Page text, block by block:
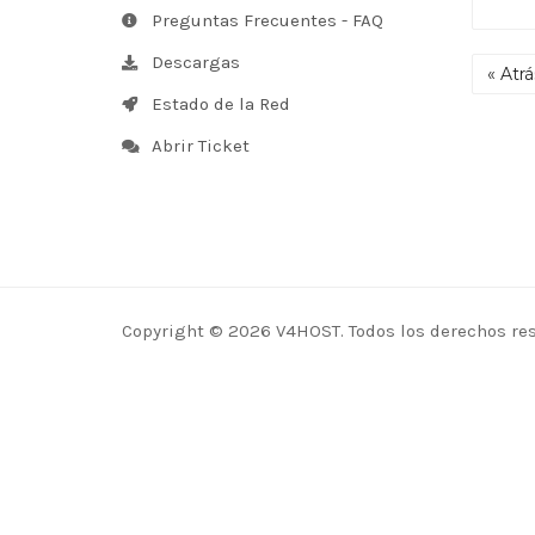
Preguntas Frecuentes - FAQ
Descargas
Estado de la Red
Abrir Ticket
«
Copyright © 2026 V4HOST. Todos los derechos